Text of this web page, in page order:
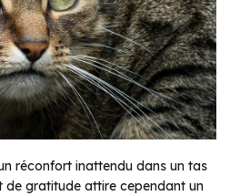
réconfort inattendu dans un tas
de gratitude attire cependant un